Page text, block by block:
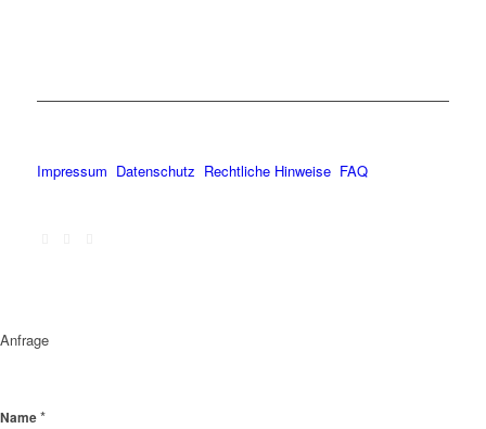
Impressum Datenschutz Rechtliche Hinweise FAQ
Anfrage
Name*